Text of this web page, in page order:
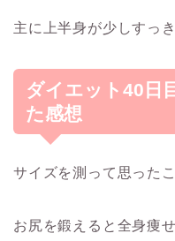
主に上半身が少しすっ
ダイエット40日
た感想
サイズを測って思った
お尻を鍛えると全身痩